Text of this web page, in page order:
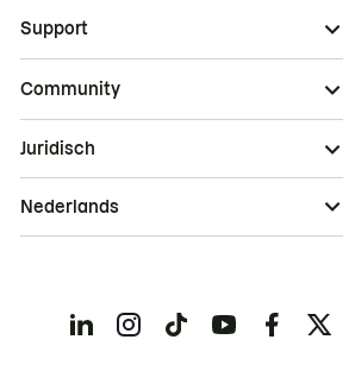
Support
Community
Juridisch
Nederlands